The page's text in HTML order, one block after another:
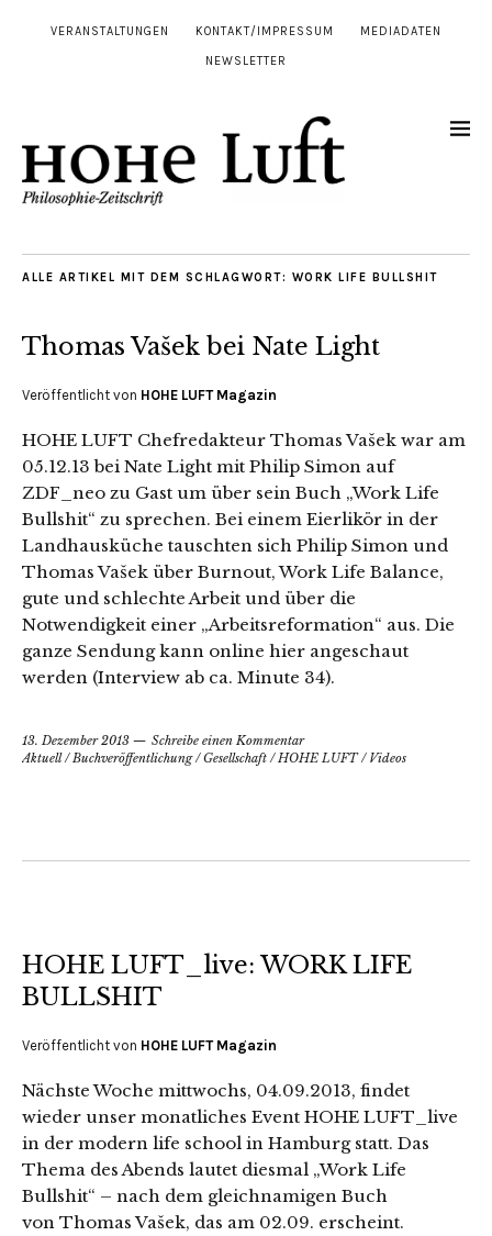
VERANSTALTUNGEN KONTAKT/IMPRESSUM MEDIADATEN
NEWSLETTER
ALLE ARTIKEL MIT DEM SCHLAGWORT: WORK LIFE BULLSHIT
Thomas Vašek bei Nate Light
Veröffentlicht von HOHE LUFT Magazin
HOHE LUFT Chefredakteur Thomas Vašek war am
05.12.13 bei Nate Light mit Philip Simon auf
ZDF_neo zu Gast um über sein Buch „Work Life
Bullshit“ zu sprechen. Bei einem Eierlikör in der
Landhausküche tauschten sich Philip Simon und
Thomas Vašek über Burnout, Work Life Balance,
gute und schlechte Arbeit und über die
Notwendigkeit einer „Arbeitsreformation“ aus. Die
ganze Sendung kann online hier angeschaut
werden (Interview ab ca. Minute 34).
13. Dezember 2013
Schreibe einen Kommentar
Aktuell/Buchveröffentlichung/Gesellschaft /HOHE LUFT/ Videos
HOHE LUFT_live: WORK LIFE
BULLSHIT
Veröffentlicht von HOHE LUFT Magazin
Nächste Woche mittwochs, 04.09.2013, findet
wieder unser monatliches Event HOHE LUFT_live
in der modern life school in Hamburg statt. Das
Thema des Abends lautet diesmal „Work Life
Bullshit“ – nach dem gleichnamigen Buch
von Thomas Vašek, das am 02.09. erscheint.